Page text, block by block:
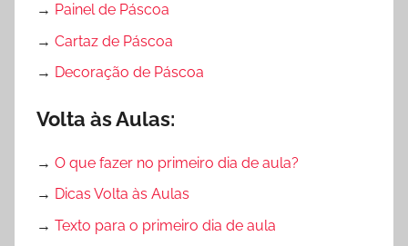
→ Painel de Páscoa
→ Cartaz de Páscoa
→ Decoração de Páscoa
Volta às Aulas:
→ O que fazer no primeiro dia de aula?
→ Dicas Volta às Aulas
→ Texto para o primeiro dia de aula